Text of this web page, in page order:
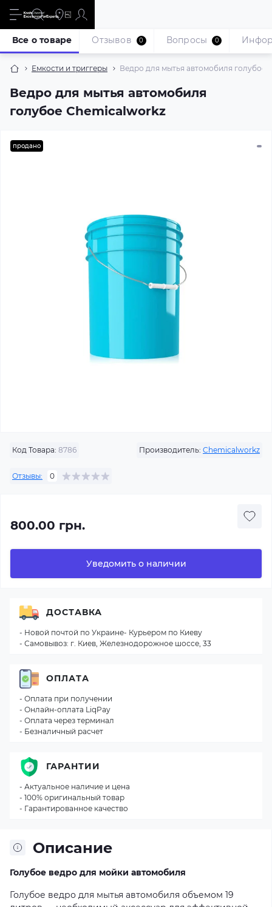
Емкости и триггеры Ведро для мытья автомобиля голубое
Ведро для мытья автомобиля
голубое Chemicalworkz
Все о товаре Отзывов 0 Вопросы 0
продано
Код Товара: 8786 Производитель: Chemicalworkz
Отзывы: 0
800.00 грн.
Уведомить о наличии
Описание
Голубое ведро для мойки автомобиля
Голубое ведро для мытья автомобиля объемом 19
ДОСТАВКА
- Новой почтой по Украине- Курьером по Киеву
- Самовывоз: г. Киев, Железнодорожное шоссе, 33
ОПЛАТА
- Оплата при получении
- Онлайн-оплата LiqPay
- Оплата через терминал
- Безналичный расчет
ГАРАНТИИ
- Актуальное наличие и цена
- 100% оригинальный товар
- Гарантированное качество